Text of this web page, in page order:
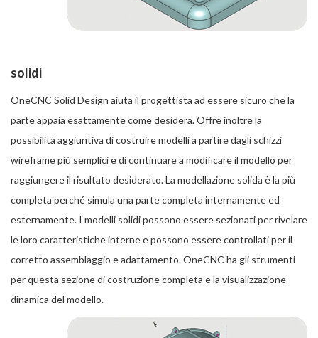
solidi
OneCNC Solid Design aiuta il progettista ad essere sicuro che la
parte appaia esattamente come desidera. Offre inoltre la
possibilità aggiuntiva di costruire modelli a partire dagli schizzi
wireframe più semplici e di continuare a modificare il modello per
raggiungere il risultato desiderato. La modellazione solida è la più
completa perché simula una parte completa internamente ed
esternamente. I modelli solidi possono essere sezionati per rivelare
le loro caratteristiche interne e possono essere controllati per il
corretto assemblaggio e adattamento. OneCNC ha gli strumenti
per questa sezione di costruzione completa e la visualizzazione
dinamica del modello.